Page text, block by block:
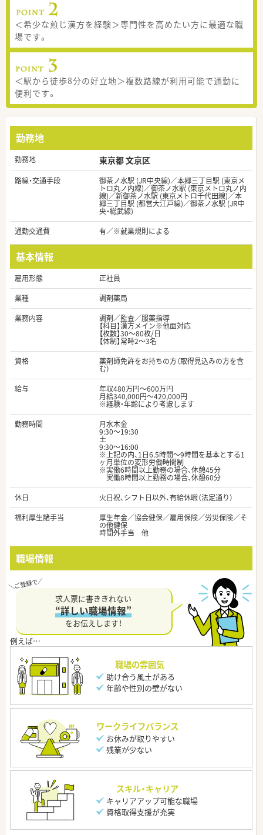
＜希少な煎じ漢方を経験＞専門性を高めたい方に最適な職
場です。
＜駅から徒歩8分の好立地＞複数路線が利用可能で通勤に
便利です。
勤務地
勤務地 東京都 文京区
路線・交通手段 御茶ノ水駅 (JR中央線)／本郷三丁目駅 (東京メ
トロ丸ノ内線)／御茶ノ水駅 (東京メトロ丸ノ内
線)／新御茶ノ水駅 (東京メトロ千代田線)／本
郷三丁目駅 (都営大江戸線)／御茶ノ水駅 (JR中
央・総武線)
通勤交通費
有／※就業規則による
基本情報
雇用形態
正社員
業種
調剤薬局
業務内容
調剤／監査／服薬指導
【科目】漢方メイン※他面対応
【枚数】30～80枚/日
【体制】常時2～3名
資格
薬剤師免許をお持ちの方（取得見込みの方を含
む）
給与
年収480万円～600万円
月給340,000円～420,000円
※経験・年齢により考慮します
勤務時間
月水木金
9:30～19:30
土
9:30～16:00
※上記の内、1日6.5時間～9時間を基本とする1
ヶ月単位の変形労働時間制
※実働6時間以上勤務の場合、休憩45分
実働8時間以上勤務の場合、休憩60分
休日
火日祝、シフト日以外、有給休暇（法定通り）
福利厚生諸手当
厚生年金／協会健保／雇用保険／労災保険／そ
の他健保
時間外手当 他
職場情報
求人票に書ききれない
“詳しい職場情報”
をお伝えします！
職場の雰囲気
助け合う風土がある
年齢や性別の壁がない
ワークライフバランス
お休みが取りやすい
残業が少ない
スキル・キャリア
キャリアアップ可能な職場
資格取得支援が充実